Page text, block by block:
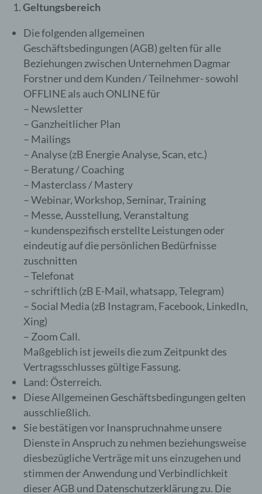
Geltungsbereich
Die folgenden allgemeinen
Geschäftsbedingungen (AGB) gelten für alle
Beziehungen zwischen Unternehmen Dagmar
Forstner und dem Kunden / Teilnehmer- sowohl
OFFLINE als auch ONLINE für
– Newsletter
– Ganzheitlicher Plan
– Mailings
– Analyse (zB Energie Analyse, Scan, etc.)
– Beratung / Coaching
– Masterclass / Mastery
– Webinar, Workshop, Seminar, Training
– Messe, Ausstellung, Veranstaltung
– kundenspezifisch erstellte Leistungen oder
eindeutig auf die persönlichen Bedürfnisse
zuschnitten
– Telefonat
– schriftlich (zB E-Mail, whatsapp, Telegram)
– Social Media (zB Instagram, Facebook, LinkedIn,
Xing)
– Zoom Call.
Maßgeblich ist jeweils die zum Zeitpunkt des
Vertragsschlusses gültige Fassung.
Land: Österreich.
Diese Allgemeinen Geschäftsbedingungen gelten
ausschließlich.
Sie bestätigen vor Inanspruchnahme unsere
Dienste in Anspruch zu nehmen beziehungsweise
diesbezügliche Verträge mit uns einzugehen und
stimmen der Anwendung und Verbindlichkeit
dieser AGB und Datenschutzerklärung zu. Die